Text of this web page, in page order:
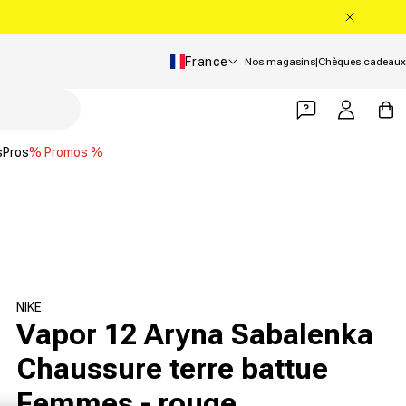
Pays/Région
France Nos magasins|Chèques cadeaux
Pros% Promos %
Se connecter
Panier
NIKE
Vapor 12 Aryna Sabalenka
Chaussure terre battue